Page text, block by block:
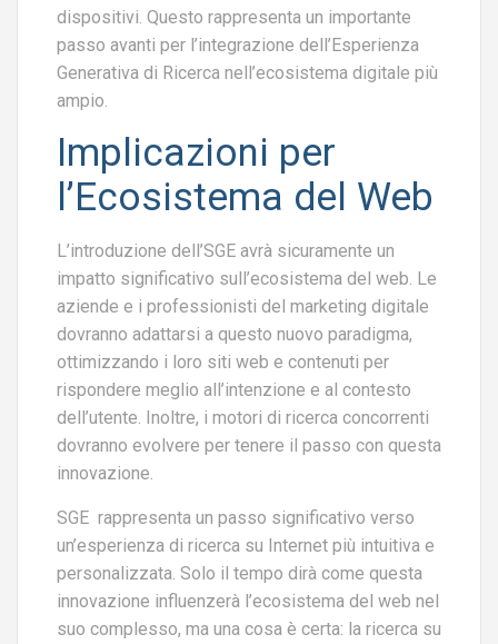
dispositivi. Questo rappresenta un importante
passo avanti per l’integrazione dell’Esperienza
Generativa di Ricerca nell’ecosistema digitale più
ampio.
Implicazioni per
l’Ecosistema del Web
L’introduzione dell’SGE avrà sicuramente un
impatto significativo sull’ecosistema del web. Le
aziende e i professionisti del marketing digitale
dovranno adattarsi a questo nuovo paradigma,
ottimizzando i loro siti web e contenuti per
rispondere meglio all’intenzione e al contesto
dell’utente. Inoltre, i motori di ricerca concorrenti
dovranno evolvere per tenere il passo con questa
innovazione.
SGE rappresenta un passo significativo verso
un’esperienza di ricerca su Internet più intuitiva e
personalizzata. Solo il tempo dirà come questa
innovazione influenzerà l’ecosistema del web nel
suo complesso, ma una cosa è certa: la ricerca su